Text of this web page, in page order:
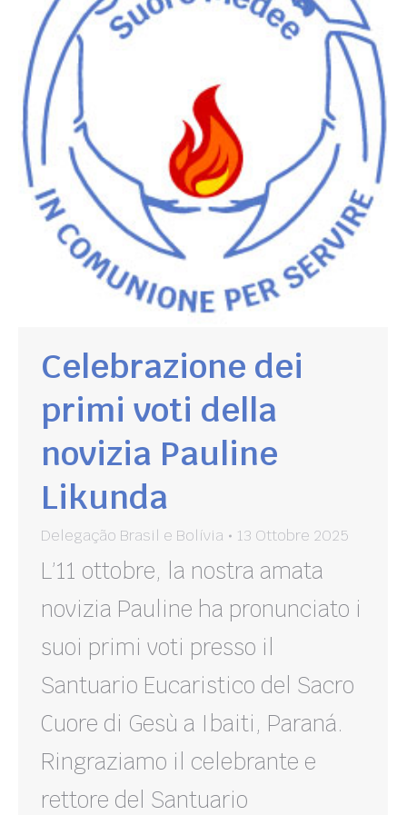
Celebrazione dei
primi voti della
novizia Pauline
Likunda
Delegação Brasil e Bolívia 13 Ottobre 2025
L’11 ottobre, la nostra amata
novizia Pauline ha pronunciato i
suoi primi voti presso il
Santuario Eucaristico del Sacro
Cuore di Gesù a Ibaiti, Paraná.
Ringraziamo il celebrante e
rettore del Santuario